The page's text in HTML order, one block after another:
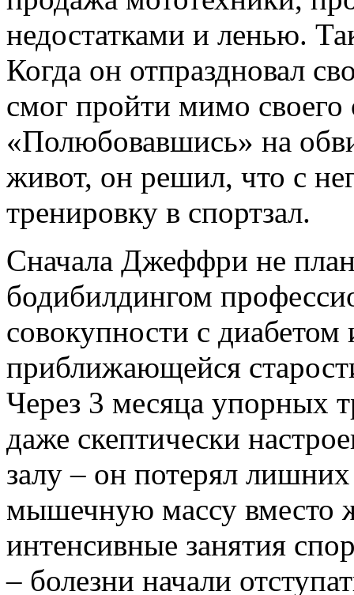
недостатками и ленью.
Когда он отпраздновал
смог пройти мимо своего
«Полюбовавшись» на
живот, он решил, что с
тренировку в спортзал.
Сначала Джеффри не
бодибилдингом
совокупности с
приближающейся
Через 3 месяца упорных
даже скептически
залу – он потерял
мышечную массу вместо
интенсивные занятия
– болезни начали